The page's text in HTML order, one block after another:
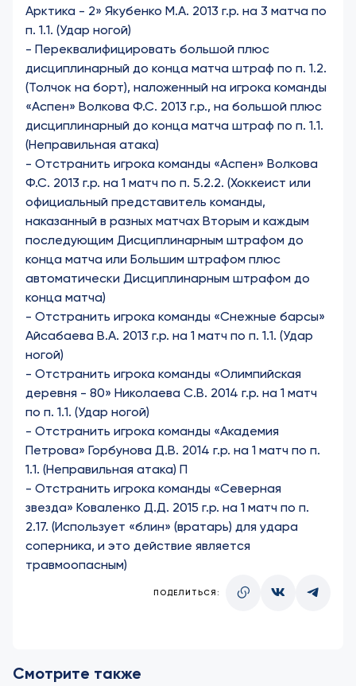
Арктика - 2» Якубенко М.А. 2013 г.р. на 3 матча по
п. 1.1. (Удар ногой)
- Переквалифицировать большой плюс
дисциплинарный до конца матча штраф по п. 1.2.
(Толчок на борт), наложенный на игрока команды
«Аспен» Волкова Ф.С. 2013 г.р., на большой плюс
дисциплинарный до конца матча штраф по п. 1.1.
(Неправильная атака)
- Отстранить игрока команды «Аспен» Волкова
Ф.С. 2013 г.р. на 1 матч по п. 5.2.2. (Хоккеист или
официальный представитель команды,
наказанный в разных матчах Вторым и каждым
последующим Дисциплинарным штрафом до
конца матча или Большим штрафом плюс
автоматически Дисциплинарным штрафом до
конца матча)
- Отстранить игрока команды «Снежные барсы»
Айсабаева В.А. 2013 г.р. на 1 матч по п. 1.1. (Удар
ногой)
- Отстранить игрока команды «Олимпийская
деревня - 80» Николаева С.В. 2014 г.р. на 1 матч
по п. 1.1. (Удар ногой)
- Отстранить игрока команды «Академия
Петрова» Горбунова Д.В. 2014 г.р. на 1 матч по п.
1.1. (Неправильная атака) П
- Отстранить игрока команды «Северная
звезда» Коваленко Д.Д. 2015 г.р. на 1 матч по п.
2.17. (Использует «блин» (вратарь) для удара
соперника, и это действие является
травмоопасным)
ПОДЕЛИТЬСЯ:
Смотрите также